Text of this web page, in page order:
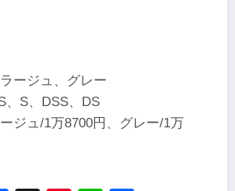
ージュ、グレー
、S、DSS、DS
ジュ/1万8700円、グレー/1万